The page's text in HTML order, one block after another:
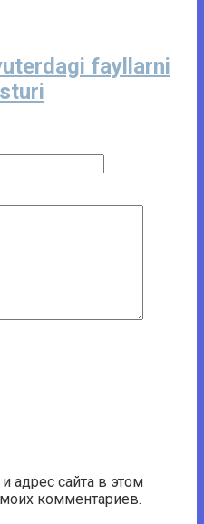
fayllarni
адрес сайта в этом
комментариев.